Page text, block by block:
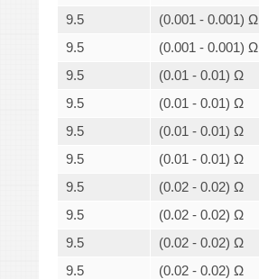
9.5
(0.001 - 0.001) Ω
9.5
(0.001 - 0.001) Ω
9.5
(0.01 - 0.01) Ω
9.5
(0.01 - 0.01) Ω
9.5
(0.01 - 0.01) Ω
9.5
(0.01 - 0.01) Ω
9.5
(0.02 - 0.02) Ω
9.5
(0.02 - 0.02) Ω
9.5
(0.02 - 0.02) Ω
9.5
(0.02 - 0.02) Ω